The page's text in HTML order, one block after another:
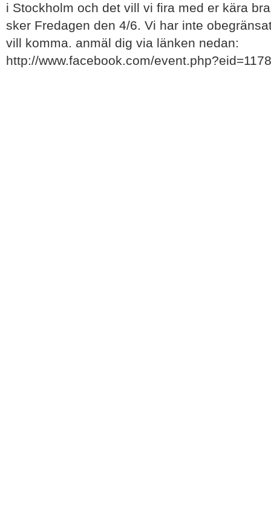
i Stockholm och det vill vi fira med er kära
sker Fredagen den 4/6. Vi har inte
vill komma. anmäl dig via länken nedan:
http://www.facebook.com/